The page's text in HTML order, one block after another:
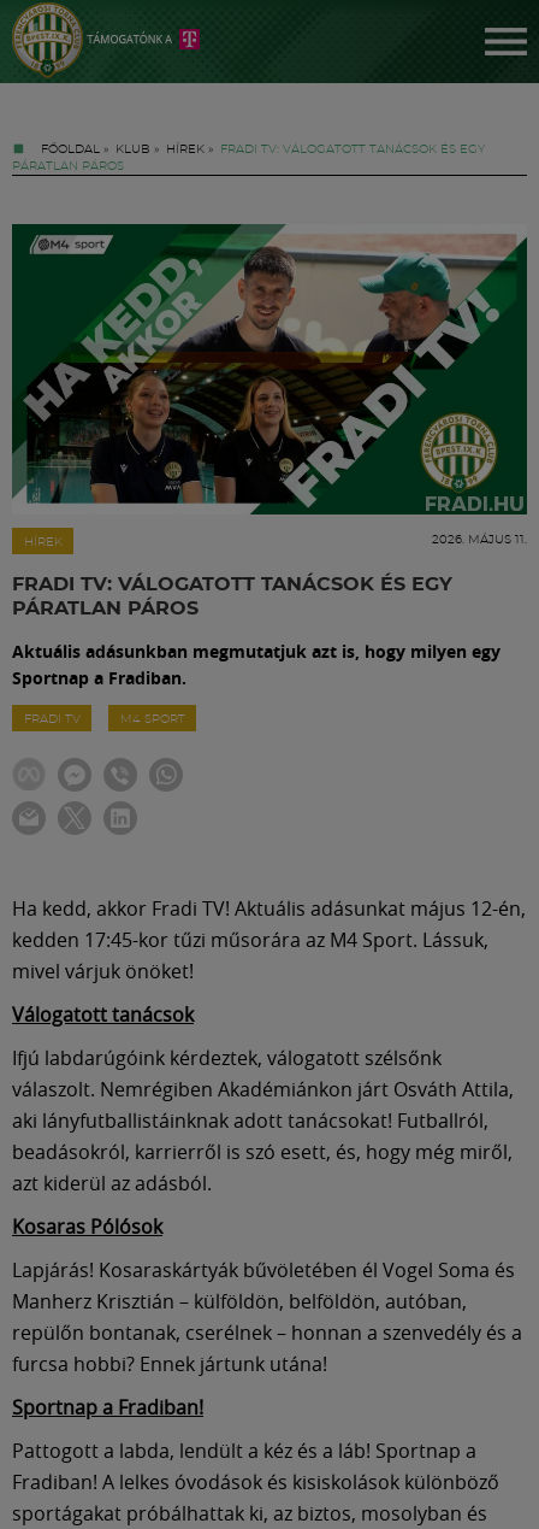
FŐOLDAL » KLUB » HÍREK »
FRADI TV: VÁLOGATOTT TANÁCSOK ÉS EGY
PÁRATLAN PÁROS
HÍREK 2026. MÁJUS 11.
FRADI TV: VÁLOGATOTT TANÁCSOK ÉS EGY
PÁRATLAN PÁROS
Aktuális adásunkban megmutatjuk azt is, hogy milyen egy
Sportnap a Fradiban.
FRADI TV M4 SPORT
Ha kedd, akkor Fradi TV! Aktuális adásunkat május 12-én,
kedden 17:45-kor tűzi műsorára az M4 Sport. Lássuk,
mivel várjuk önöket!
Válogatott tanácsok
Ifjú labdarúgóink kérdeztek, válogatott szélsőnk
válaszolt. Nemrégiben Akadémiánkon járt Osváth Attila,
aki lányfutballistáinknak adott tanácsokat! Futballról,
beadásokról, karrierről is szó esett, és, hogy még miről,
azt kiderül az adásból.
Kosaras Pólósok
Lapjárás! Kosaraskártyák bűvöletében él Vogel Soma és
Manherz Krisztián – külföldön, belföldön, autóban,
repülőn bontanak, cserélnek – honnan a szenvedély és a
furcsa hobbi? Ennek jártunk utána!
Sportnap a Fradiban!
Pattogott a labda, lendült a kéz és a láb! Sportnap a
Fradiban! A lelkes óvodások és kisiskolások különböző
sportágakat próbálhattak ki, az biztos, mosolyban és
Jegyek
FM YouTube +
Hírek
Labdarúgás
Meccscenter
Klub
Shop
Közösség
Múzeum
English